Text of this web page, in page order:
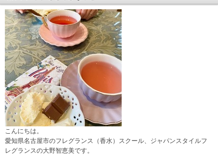
こんにちは。
愛知県名古屋市のフレグランス（香水）スクール、ジャパンスタイルフ
レグランスの大野智恵美です。